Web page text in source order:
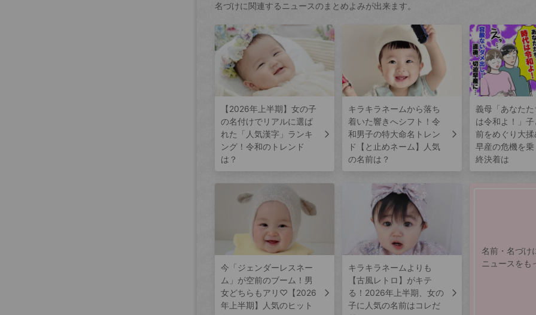
名づけに関連するニュースのまとめよみが出来ます。
【2026年上半期】女の子
の名付けでリアルに選ば
れた「人気漢字」ランキ
ング！令和のトレンド
は？
キラキラネームから落ち
着いた響きへシフト！令
和男子の特大命名トレン
ド【と止めネーム】人気
の名前は？
義母「あなた
は令和よ！」
前をめぐり大
早産の危機を
終決着は
今「ジェンダーレスネー
ム」が空前のブーム！男
女どちらもアリ♡【2026
年上半期】人気のヒット
キラキラネームよりも
【古風レトロ】がキテ
る！2026年上半期、女の
子に人気の名前はコレだ
名前・名づけ
ニュースをも